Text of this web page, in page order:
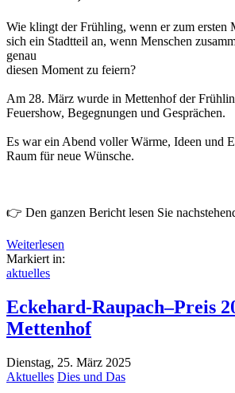
Wie klingt der Frühling, wenn er zum ersten
sich ein Stadtteil an, wenn Menschen
genau
diesen Moment zu feiern?
Am 28. März wurde in Mettenhof der
Feuershow, Begegnungen und Gesprächen.
Es war ein Abend voller Wärme, Ideen und
Raum für neue Wünsche.
👉 Den ganzen Bericht lesen Sie
Weiterlesen
Markiert in:
aktuelles
Eckehard-Raupach–Preis
Mettenhof
Dienstag, 25. März 2025
Aktuelles Dies und Das